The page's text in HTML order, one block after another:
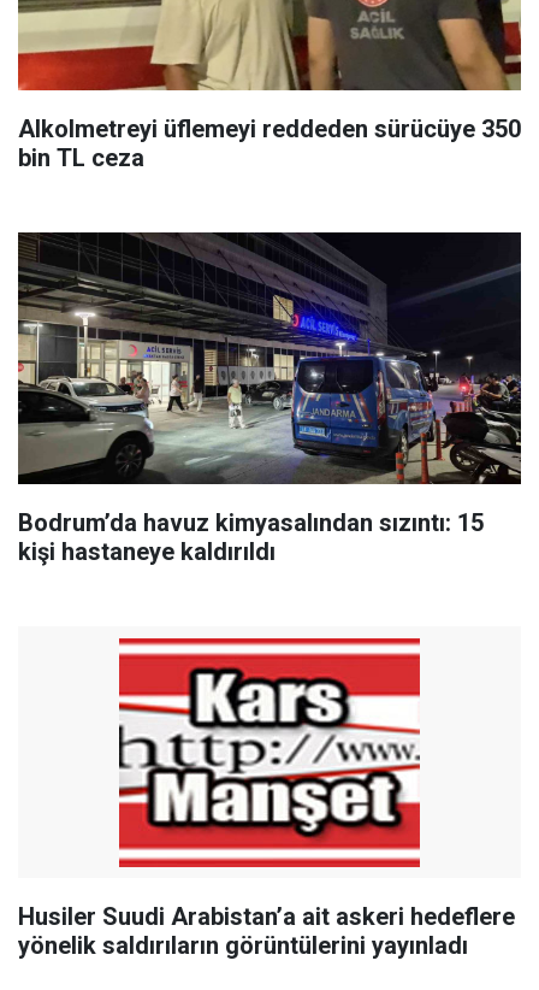
Alkolmetreyi üflemeyi reddeden sürücüye 350
bin TL ceza
Bodrum’da havuz kimyasalından sızıntı: 15
kişi hastaneye kaldırıldı
Husiler Suudi Arabistan’a ait askeri hedeflere
yönelik saldırıların görüntülerini yayınladı